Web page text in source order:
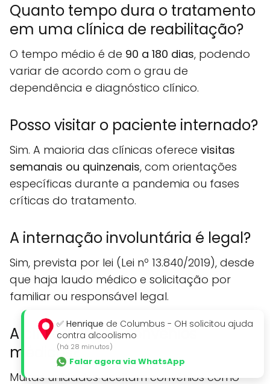
Quanto tempo dura o tratamento
em uma clínica de reabilitação?
O tempo médio é de 90 a 180 dias, podendo
variar de acordo com o grau de
dependência e diagnóstico clínico.
Posso visitar o paciente internado?
Sim. A maioria das clínicas oferece visitas
semanais ou quinzenais, com orientações
específicas durante a pandemia ou fases
críticas do tratamento.
A internação involuntária é legal?
Sim, prevista por lei (Lei nº 13.840/2019), desde
que haja laudo médico e solicitação por
familiar ou responsável legal.
A clínica aceita convênios
médicos?
Muitas unidades aceitam convênios como
✅ Henrique de Columbus - OH solicitou ajuda
contra alcoolismo
(há 28 minutos)
Falar agora via WhatsApp